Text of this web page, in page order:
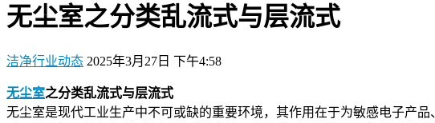
无尘室之分类乱流式与层流式
洁净行业动态 2025年3月27日 下午4:58
无尘室之分类乱流式与层流式
无尘室是现代工业生产中不可或缺的重要环境，其作用在于为敏感电子产